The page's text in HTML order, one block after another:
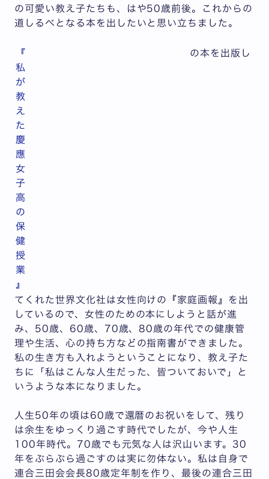
の可愛い教え子たちも、はや50歳前後。これからの
道しるべとなる本を出したいと思い立ちました。
『
私
が
教
え
た
慶
應
女
子
高
の
保
健
授
業
』
の本を出版し
てくれた世界文化社は女性向けの『家庭画報』を出
しているので、女性のための本にしようと話が進
み、50歳、60歳、70歳、80歳の年代での健康管
理や生活、心の持ち方などの指南書ができました。
私の生き方も入れようということになり、教え子た
ちに「私はこんな人生だった、皆ついておいで」と
いうような本になりました。
人生50年の頃は60歳で還暦のお祝いをして、残り
は余生をゆっくり過ごす時代でしたが、今や人生
100年時代。70歳でも元気な人は沢山います。30
年をぶらぶら過ごすのは実に勿体ない。私は自身で
連合三田会会長80歳定年制を作り、最後の連合三田